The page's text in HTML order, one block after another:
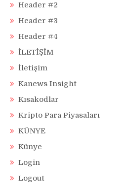
Header #2
Header #3
Header #4
İLETİŞİM
İletişim
Kanews Insight
Kısakodlar
Kripto Para Piyasaları
KÜNYE
Künye
Login
Logout